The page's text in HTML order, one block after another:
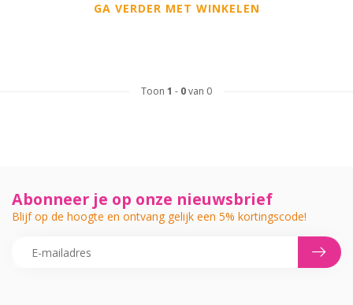
GA VERDER MET WINKELEN
Toon 1 - 0van 0
Abonneer je op onze nieuwsbrief
Blijf op de hoogte en ontvang gelijk een 5% kortingscode!